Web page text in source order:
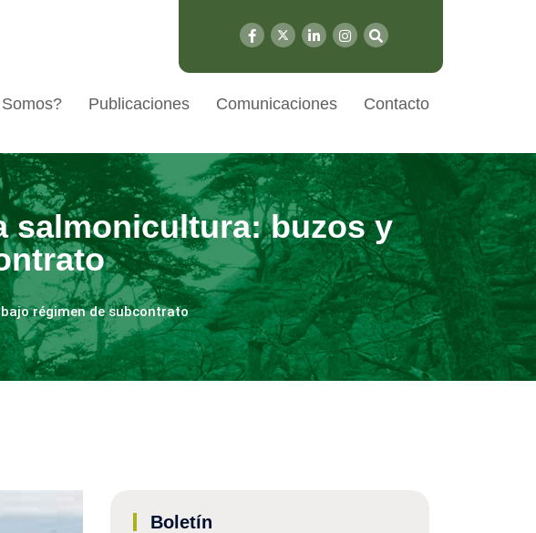
Publicaciones Comunicaciones Contacto
salmonicultura: buzos y
régimen de subcontrato
Boletín